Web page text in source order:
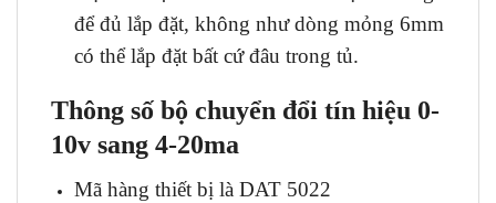
để đủ lắp đặt, không như dòng mỏng 6mm
có thể lắp đặt bất cứ đâu trong tủ.
Thông số bộ chuyển đổi tín hiệu 0-
10v sang 4-20ma
Mã hàng thiết bị là DAT 5022